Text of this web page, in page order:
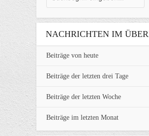
NACHRICHTEN IM
Beiträge von heute
Beiträge der letzten drei Tage
Beiträge der letzten Woche
Beiträge im letzten Monat